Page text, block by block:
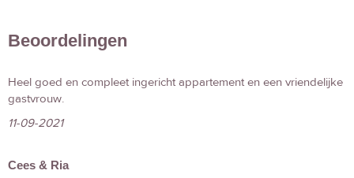
Beoordelingen
Heel goed en compleet ingericht appartement en een vriendelijke
gastvrouw.
11-09-2021
Cees & Ria